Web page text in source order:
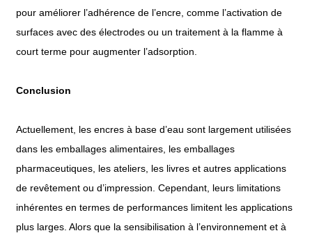
pour améliorer l’adhérence de l’encre, comme l’activation de
surfaces avec des électrodes ou un traitement à la flamme à
court terme pour augmenter l’adsorption.
Conclusion
Actuellement, les encres à base d’eau sont largement utilisées
dans les emballages alimentaires, les emballages
pharmaceutiques, les ateliers, les livres et autres applications
de revêtement ou d’impression. Cependant, leurs limitations
inhérentes en termes de performances limitent les applications
plus larges. Alors que la sensibilisation à l’environnement et à